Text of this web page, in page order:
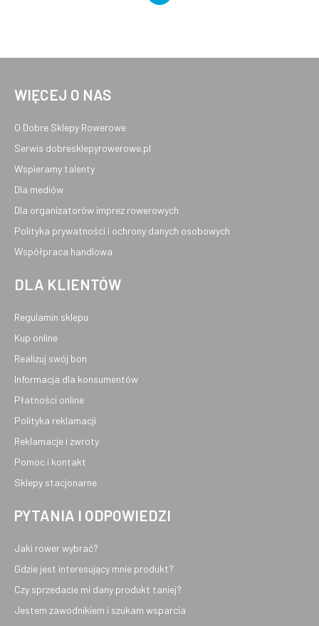
WIĘCEJ O NAS
O Dobre Sklepy Rowerowe
Serwis dobresklepyrowerowe.pl
Wspieramy talenty
Dla mediów
Dla organizatorów imprez rowerowych
Polityka prywatności i ochrony danych osobowych
Współpraca handlowa
DLA KLIENTÓW
Regulamin sklepu
Kup online
Realizuj swój bon
Informacja dla konsumentów
Płatności online
Polityka reklamacji
Reklamacje i zwroty
Pomoc i kontakt
Sklepy stacjonarne
PYTANIA I ODPOWIEDZI
Jaki rower wybrać?
Gdzie jest interesujący mnie produkt?
Czy sprzedacie mi dany produkt taniej?
Jestem zawodnikiem i szukam wsparcia